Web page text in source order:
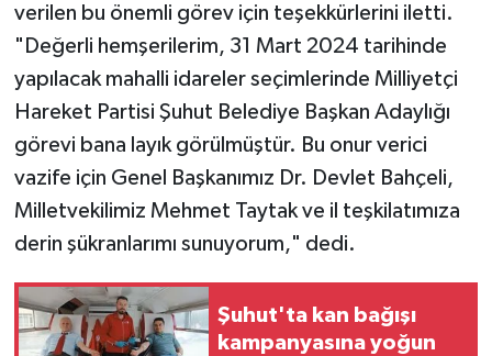
verilen bu önemli görev için teşekkürlerini iletti.
"Değerli hemşerilerim, 31 Mart 2024 tarihinde
yapılacak mahalli idareler seçimlerinde Milliyetçi
Hareket Partisi Şuhut Belediye Başkan Adaylığı
görevi bana layık görülmüştür. Bu onur verici
vazife için Genel Başkanımız Dr. Devlet Bahçeli,
Milletvekilimiz Mehmet Taytak ve il teşkilatımıza
derin şükranlarımı sunuyorum," dedi.
Şuhut'ta kan bağışı
kampanyasına yoğun